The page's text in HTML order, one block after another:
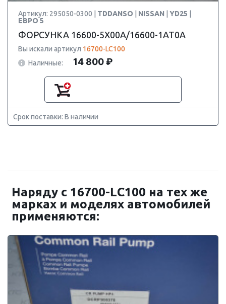
Артикул: 295050-0300 | TDDANSO NISSAN YD25
ЕВРО 5
ФОРСУНКА 16600-5X00A/16600-1AT0A
Вы искали артикул 16700-LC100
Наличные:
14 800 ₽
Срок поставки: В наличии
Наряду с 16700-LC100 на тех же
марках и моделях автомобилей
применяются: